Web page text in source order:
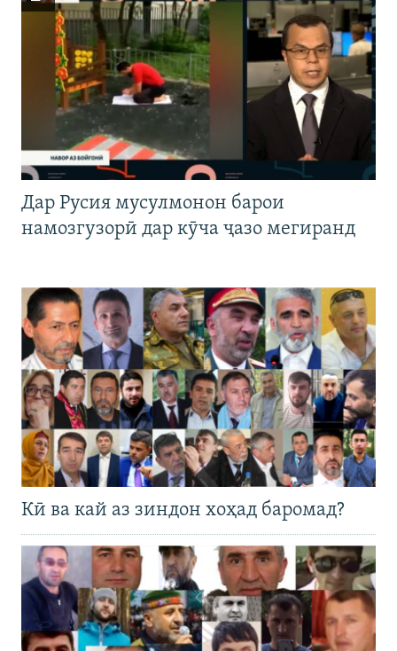
Дар Русия мусулмонон барои
намозгузорӣ дар кӯча ҷазо мегиранд
Кӣ ва кай аз зиндон хоҳад баромад?